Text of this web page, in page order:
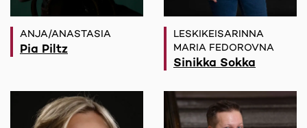
ANJA/ANASTASIA
Pia Piltz
LESKIKEISARINNA
MARIA FEDOROVNA
Sinikka Sokka